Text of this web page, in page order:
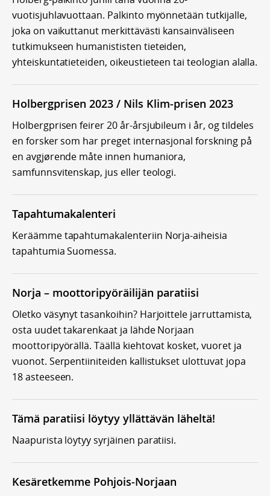
vuotisjuhlavuottaan. Palkinto myönnetään tutkijalle,
joka on vaikuttanut merkittävästi kansainväliseen
tutkimukseen humanististen tieteiden,
yhteiskuntatieteiden, oikeustieteen tai teologian alalla.
Holbergprisen 2023 / Nils Klim-prisen 2023
Holbergprisen feirer 20 år-årsjubileum i år, og tildeles
en forsker som har preget internasjonal forskning på
en avgjørende måte innen humaniora,
samfunnsvitenskap, jus eller teologi.
Tapahtumakalenteri
Keräämme tapahtumakalenteriin Norja-aiheisia
tapahtumia Suomessa.
Norja – moottoripyöräilijän paratiisi
Oletko väsynyt tasankoihin? Harjoittele jarruttamista,
osta uudet takarenkaat ja lähde Norjaan
moottoripyörällä. Täällä kiehtovat kosket, vuoret ja
vuonot. Serpentiiniteiden kallistukset ulottuvat jopa
18 asteeseen.
Tämä paratiisi löytyy yllättävän läheltä!
Naapurista löytyy syrjäinen paratiisi.
Kesäretkemme Pohjois-Norjaan